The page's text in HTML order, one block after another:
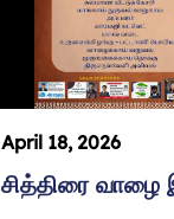
April 18, 2026
சித்திரை வாழை